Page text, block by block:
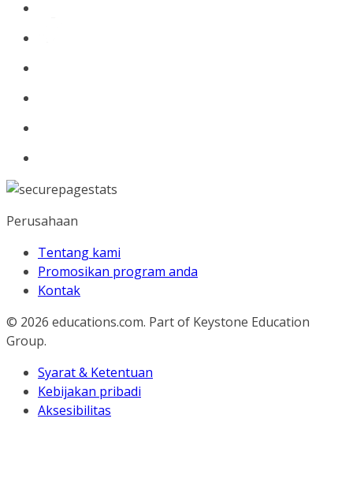
Perusahaan
Tentang kami
Promosikan program anda
Kontak
© 2026 educations.com. Part of Keystone Education
Group.
Syarat & Ketentuan
Kebijakan pribadi
Aksesibilitas